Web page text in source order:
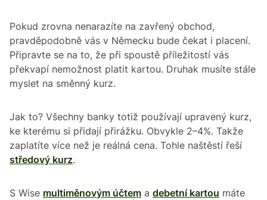
Pokud zrovna nenarazíte na zavřený obchod,
pravděpodobně vás v Německu bude čekat i placení.
Připravte se na to, že při spoustě příležitostí vás
překvapí nemožnost platit kartou. Druhak musíte stále
myslet na směnný kurz.
Jak to? Všechny banky totiž používají upravený kurz,
ke kterému si přidají přirážku. Obvykle 2–4%. Takže
zaplatíte více než je reálná cena. Tohle naštěstí řeší
středový kurz.
S Wise multiměnovým účtem a debetní kartou máte